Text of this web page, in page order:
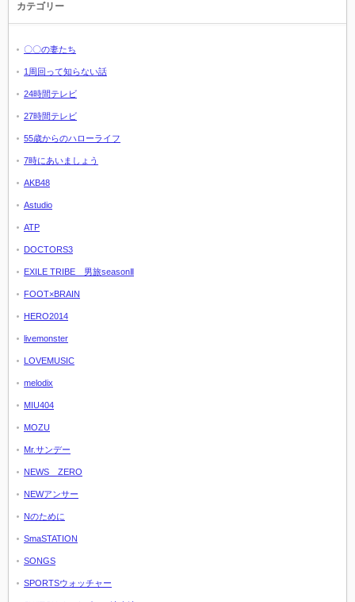
カテゴリー
〇〇の妻たち
1周回って知らない話
24時間テレビ
27時間テレビ
55歳からのハローライフ
7時にあいましょう
AKB48
Astudio
ATP
DOCTORS3
EXILE TRIBE 男旅seasonⅡ
FOOT×BRAIN
HERO2014
livemonster
LOVEMUSIC
melodix
MIU404
MOZU
Mr.サンデー
NEWS ZERO
NEWアンサー
Nのために
SmaSTATION
SONGS
SPORTSウォッチャー